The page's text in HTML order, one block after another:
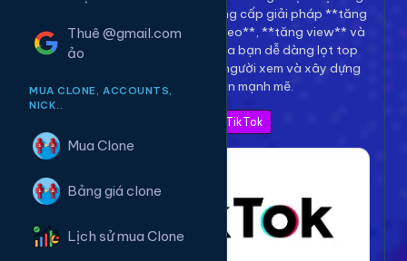
Thuê @gmail.com
ảo
MUA CLONE, ACCOUNTS,
NICK..
Mua Clone
Bảng giá clone
Lịch sử mua Clone
trưởng toàn diện. Chúng tôi cung cấp giải pháp **tăng
follow TikTok**, **tăng tim video**, **tăng view** và
**bình luận** để giúp video của bạn dễ dàng lọt top
thịnh hành, thu hút hàng triệu người xem và xây dựng
thương hiệu cá nhân mạnh mẽ.
Xem Bảng Giá TikTok